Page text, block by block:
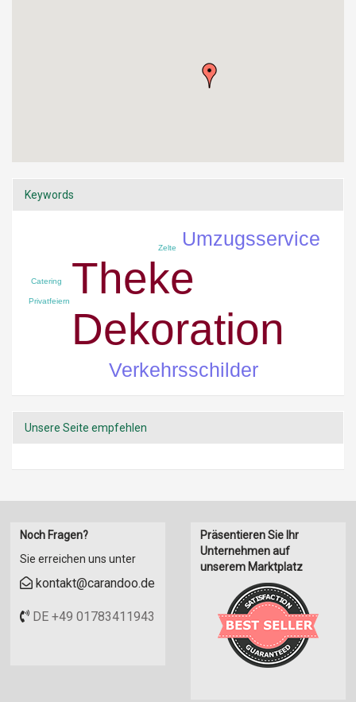
Keywords
Theke
Dekoration
Verkehrsschilder
Umzugsservice
Zelte
Privatfeiern
Catering
Unsere Seite empfehlen
Noch Fragen?
Sie erreichen uns unter
kontakt@carandoo.de
DE +49 01783411943
Präsentieren Sie Ihr
Unternehmen auf
unserem Marktplatz